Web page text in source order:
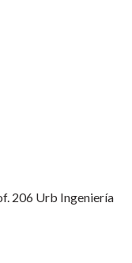
206 Urb Ingeniería